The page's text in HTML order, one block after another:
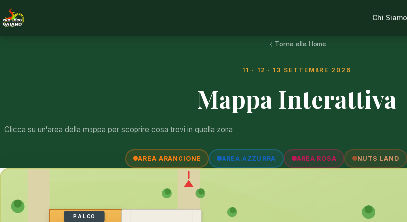
Chi Siamo
Torna alla Home
11 · 12 · 13 SETTEMBRE 2026
Mappa Interattiva
Clicca su un'area della mappa per scoprire cosa trovi in quella zona
AREA ARANCIONE AREA AZZURRA AREA ROSA NUTS LAND
PALCO